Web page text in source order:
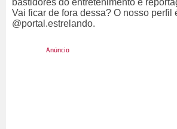
bastidores do entretenimento e
Vai ficar de fora dessa? O nosso perfil
@portal.estrelando.